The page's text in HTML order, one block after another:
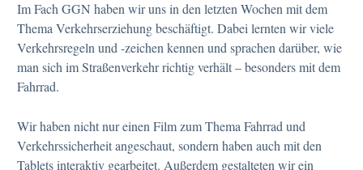
Im Fach GGN haben wir uns in den letzten Wochen mit dem
Thema Verkehrserziehung beschäftigt. Dabei lernten wir viele
Verkehrsregeln und -zeichen kennen und sprachen darüber, wie
man sich im Straßenverkehr richtig verhält – besonders mit dem
Fahrrad.
Wir haben nicht nur einen Film zum Thema Fahrrad und
Verkehrssicherheit angeschaut, sondern haben auch mit den
Tablets interaktiv gearbeitet. Außerdem gestalteten wir ein